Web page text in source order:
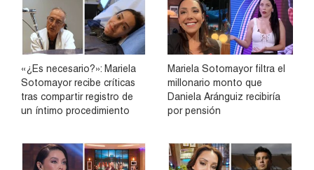
«¿Es necesario?»: Mariela
Sotomayor recibe críticas
tras compartir registro de
un íntimo procedimiento
Mariela Sotomayor filtra el
millonario monto que
Daniela Aránguiz recibiría
por pensión